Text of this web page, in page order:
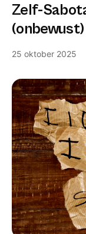
Zelf-
25 oktober 2025